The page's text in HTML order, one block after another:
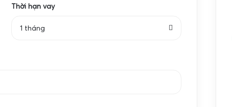
Thời hạn vay
1 tháng